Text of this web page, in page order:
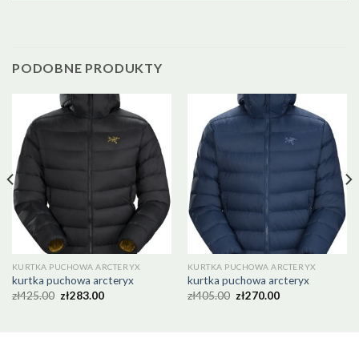
PODOBNE PRODUKTY
KURTKA PUCHOWA ARCTERYX
kurtka puchowa arcteryx
zł425.00 zł283.00
KURTKA PUCHOWA ARCTERYX
kurtka puchowa arcteryx
zł405.00 zł270.00